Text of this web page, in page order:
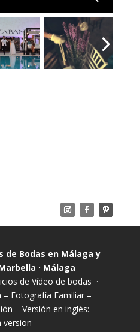
de Bodas en Málaga y
· Málaga
de Vídeo de bodas ·
– Fotografía Familiar –
– Versión en inglés:
version